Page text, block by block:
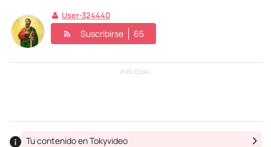
User-324440
Suscribirse 65
PUBLICIDAD
Tu contenido en Tokyvideo